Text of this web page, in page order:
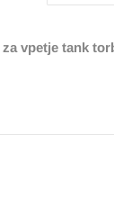
vpetje tank